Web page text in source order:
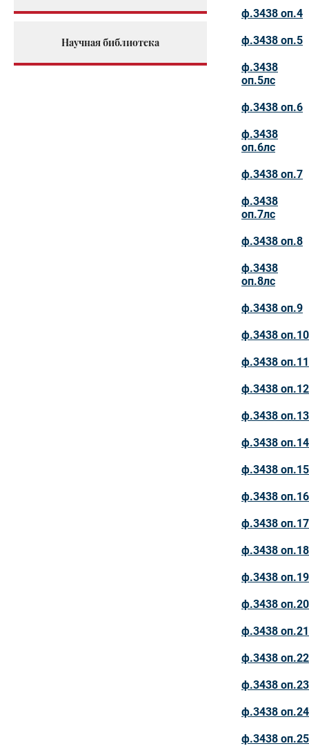
Научная библиотека
ф.3438 оп.4
ф.3438 оп.5
ф.3438
оп.5лс
ф.3438 оп.6
ф.3438
оп.6лс
ф.3438 оп.7
ф.3438
оп.7лс
ф.3438 оп.8
ф.3438
оп.8лс
ф.3438 оп.9
ф.3438 оп.10
ф.3438 оп.11
ф.3438 оп.12
ф.3438 оп.13
ф.3438 оп.14
ф.3438 оп.15
ф.3438 оп.16
ф.3438 оп.17
ф.3438 оп.18
ф.3438 оп.19
ф.3438 оп.20
ф.3438 оп.21
ф.3438 оп.22
ф.3438 оп.23
ф.3438 оп.24
ф.3438 оп.25